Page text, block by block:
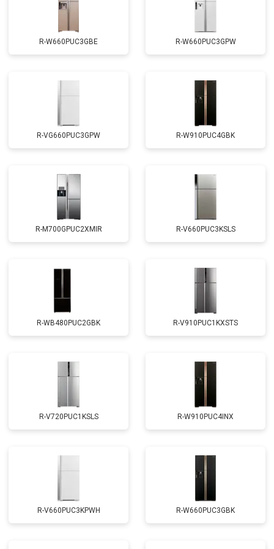
R-W660PUC3GBE R-W660PUC3GPW
R-VG660PUC3GPW R-W910PUC4GBK
R-M700GPUC2XMIR R-V660PUC3KSLS
R-WB480PUC2GBK R-V910PUC1KXSTS
R-V720PUC1KSLS R-W910PUC4INX
R-V660PUC3KPWH R-W660PUC3GBK